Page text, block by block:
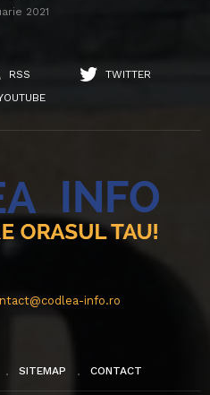
2021
RSS
TWITTER
info.ro
SITEMAP CONTACT